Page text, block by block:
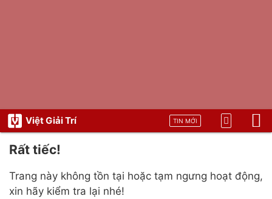
Việt Giải Trí TIN MỚI
Rất tiếc!
Trang này không tồn tại hoặc tạm ngưng hoạt động,
xin hãy kiểm tra lại nhé!